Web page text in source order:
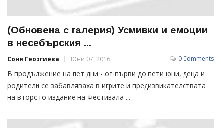
(Обновена с галерия) Усмивки и емоции
в несебърския ...
Соня Георгиева Юни 07, 2016 0 Comments
В продължение на пет дни - от първи до пети юни, деца и
родители се забавляваха в игрите и предизвикателствата
на второто издание на Фестивала ...